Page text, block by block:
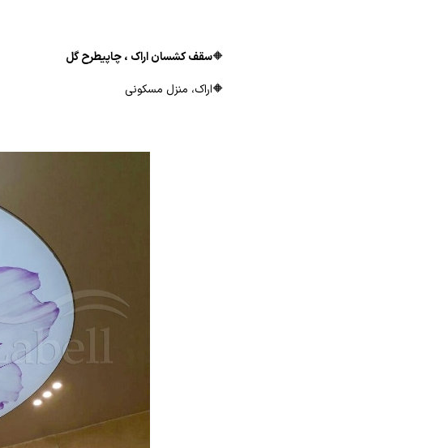
🔶سقف کشسان اراک ، چاپیطرح گل
🔶اراک، منزل مسکونی